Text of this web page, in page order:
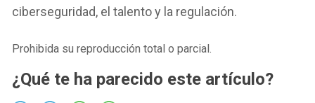
ciberseguridad, el talento y la regulación.
Prohibida su reproducción total o parcial.
¿Qué te ha parecido este artículo?